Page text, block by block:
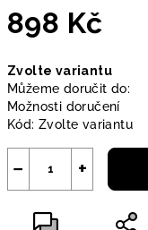
898 Kč
cena:
Zvolte variantu
Můžeme doručit do:
Možnosti doručení
Kód: Zvolte variantu
+
−